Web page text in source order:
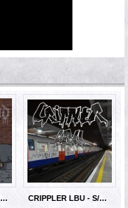
NO SECOND CHANCE - Face Reality [CD]
CRIPPLER LBU - S/T [CD]